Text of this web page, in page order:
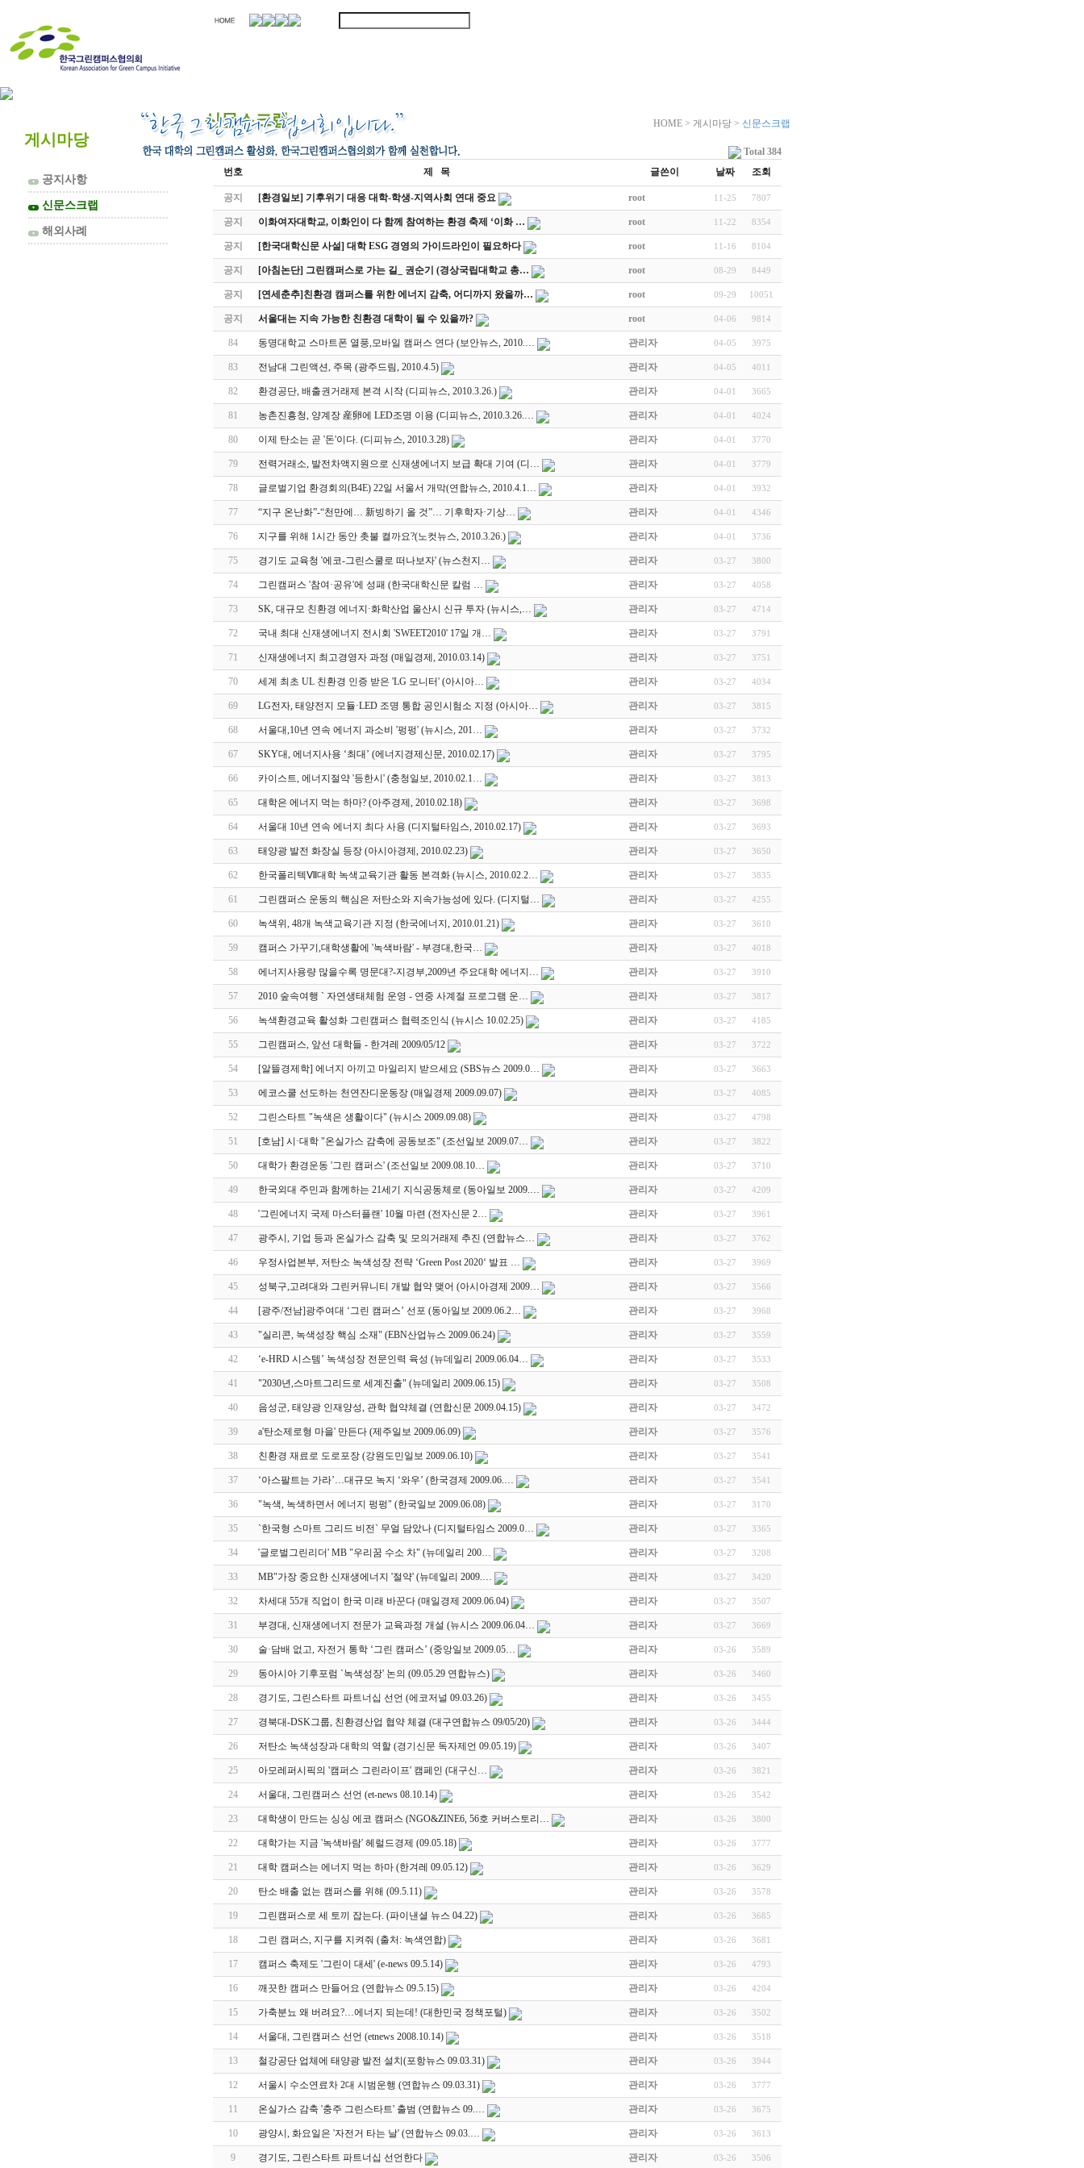
게시마당
▼ 공지사항
▼ 신문스크랩
▼ 해외사례
신문스크랩 HOME > 게시마당 > 신문스크랩
Total 384
번호
제 목 글쓴이 날짜 조회
공지 [환경일보] 기후위기 대응 대학-학생-지역사회 연대 중요 root 11-25 7807
공지 이화여자대학교, 이화인이 다 함께 참여하는 환경 축제 ‘이화 … root 11-22 8354
공지 [한국대학신문 사설] 대학 ESG 경영의 가이드라인이 필요하다 root 11-16 8104
공지 [아침논단] 그린캠퍼스로 가는 길_ 권순기 (경상국립대학교 총… root 08-29 8449
공지 [연세춘추]친환경 캠퍼스를 위한 에너지 감축, 어디까지 왔을까… root 09-29 10051
공지 서울대는 지속 가능한 친환경 대학이 될 수 있을까? root 04-06 9814
84 동명대학교 스마트폰 열풍,모바일 캠퍼스 연다 (보안뉴스, 2010.… 관리자 04-05 3975
83 전남대 그린액션, 주목 (광주드림, 2010.4.5) 관리자 04-05 4011
82 환경공단, 배출권거래제 본격 시작 (디피뉴스, 2010.3.26.) 관리자 04-01 3665
81 농촌진흥청, 양계장 産卵에 LED조명 이용 (디피뉴스, 2010.3.26.… 관리자 04-01 4024
80 이제 탄소는 곧 '돈'이다. (디피뉴스, 2010.3.28) 관리자 04-01 3770
79 전력거래소, 발전차액지원으로 신재생에너지 보급 확대 기여 (디… 관리자 04-01 3779
78 글로벌기업 환경회의(B4E) 22일 서울서 개막(연합뉴스, 2010.4.1… 관리자 04-01 3932
77 “지구 온난화”-“천만에… 新빙하기 올 것”… 기후학자·기상… 관리자 04-01 4346
76 지구를 위해 1시간 동안 촛불 켤까요?(노컷뉴스, 2010.3.26.) 관리자 04-01 3736
75 경기도 교육청 '에코-그린스쿨로 떠나보자' (뉴스천지… 관리자 03-27 3800
74 그린캠퍼스 '참여·공유'에 성패 (한국대학신문 칼럼 … 관리자 03-27 4058
73 SK, 대규모 친환경 에너지·화학산업 울산시 신규 투자 (뉴시스,… 관리자 03-27 4714
72 국내 최대 신재생에너지 전시회 'SWEET2010' 17일 개… 관리자 03-27 3791
71 신재생에너지 최고경영자 과정 (매일경제, 2010.03.14) 관리자 03-27 3751
70 세계 최초 UL 친환경 인증 받은 'LG 모니터' (아시아… 관리자 03-27 4034
69 LG전자, 태양전지 모듈·LED 조명 통합 공인시험소 지정 (아시아… 관리자 03-27 3815
68 서울대,10년 연속 에너지 과소비 '펑펑' (뉴시스, 201… 관리자 03-27 3732
67 SKY대, 에너지사용 ‘최대’ (에너지경제신문, 2010.02.17) 관리자 03-27 3795
66 카이스트, 에너지절약 '등한시' (충청일보, 2010.02.1… 관리자 03-27 3813
65 대학은 에너지 먹는 하마? (아주경제, 2010.02.18) 관리자 03-27 3698
64 서울대 10년 연속 에너지 최다 사용 (디지털타임스, 2010.02.17) 관리자 03-27 3693
63 태양광 발전 화장실 등장 (아시아경제, 2010.02.23) 관리자 03-27 3650
62 한국폴리텍Ⅶ대학 녹색교육기관 활동 본격화 (뉴시스, 2010.02.2… 관리자 03-27 3835
61 그린캠퍼스 운동의 핵심은 저탄소와 지속가능성에 있다. (디지털… 관리자 03-27 4255
60 녹색위, 48개 녹색교육기관 지정 (한국에너지, 2010.01.21) 관리자 03-27 3610
59 캠퍼스 가꾸기,대학생활에 '녹색바람' - 부경대,한국… 관리자 03-27 4018
58 에너지사용량 많을수록 명문대?-지경부,2009년 주요대학 에너지… 관리자 03-27 3910
57 2010 숲속여행 ` 자연생태체험 운영 - 연중 사계절 프로그램 운… 관리자 03-27 3817
56 녹색환경교육 활성화 그린캠퍼스 협력조인식 (뉴시스 10.02.25) 관리자 03-27 4185
55 그린캠퍼스, 앞선 대학들 - 한겨레 2009/05/12 관리자 03-27 3722
54 [알뜰경제학] 에너지 아끼고 마일리지 받으세요 (SBS뉴스 2009.0… 관리자 03-27 3663
53 에코스쿨 선도하는 천연잔디운동장 (매일경제 2009.09.07) 관리자 03-27 4085
52 그린스타트 "녹색은 생활이다" (뉴시스 2009.09.08) 관리자 03-27 4798
51 [호남] 시·대학 "온실가스 감축에 공동보조" (조선일보 2009.07… 관리자 03-27 3822
50 대학가 환경운동 '그린 캠퍼스' (조선일보 2009.08.10… 관리자 03-27 3710
49 한국외대 주민과 함께하는 21세기 지식공동체로 (동아일보 2009.… 관리자 03-27 4209
48 '그린에너지 국제 마스터플랜' 10월 마련 (전자신문 2… 관리자 03-27 3961
47 광주시, 기업 등과 온실가스 감축 및 모의거래제 추진 (연합뉴스… 관리자 03-27 3762
46 우정사업본부, 저탄소 녹색성장 전략 ‘Green Post 2020‘ 발표 … 관리자 03-27 3969
45 성북구,고려대와 그린커뮤니티 개발 협약 맺어 (아시아경제 2009… 관리자 03-27 3566
44 [광주/전남]광주여대 ‘그린 캠퍼스’ 선포 (동아일보 2009.06.2… 관리자 03-27 3968
43 "실리콘, 녹색성장 핵심 소재" (EBN산업뉴스 2009.06.24) 관리자 03-27 3559
42 ‘e-HRD 시스템’ 녹색성장 전문인력 육성 (뉴데일리 2009.06.04… 관리자 03-27 3533
41 "2030년,스마트그리드로 세계진출" (뉴데일리 2009.06.15) 관리자 03-27 3508
40 음성군, 태양광 인재양성, 관학 협약체결 (연합신문 2009.04.15) 관리자 03-27 3472
39 a'탄소제로형 마을' 만든다 (제주일보 2009.06.09) 관리자 03-27 3576
38 친환경 재료로 도로포장 (강원도민일보 2009.06.10) 관리자 03-27 3541
37 ‘아스팔트는 가라’…대규모 녹지 ‘와우’ (한국경제 2009.06.… 관리자 03-27 3541
36 "녹색, 녹색하면서 에너지 펑펑" (한국일보 2009.06.08) 관리자 03-27 3170
35 `한국형 스마트 그리드 비전` 무얼 담았나 (디지털타임스 2009.0… 관리자 03-27 3365
34 '글로벌그린리더' MB "우리꿈 수소 차" (뉴데일리 200… 관리자 03-27 3208
33 MB"가장 중요한 신재생에너지 '절약' (뉴데일리 2009.… 관리자 03-27 3420
32 차세대 55개 직업이 한국 미래 바꾼다 (매일경제 2009.06.04) 관리자 03-27 3507
31 부경대, 신재생에너지 전문가 교육과정 개설 (뉴시스 2009.06.04… 관리자 03-27 3669
30 술·담배 없고, 자전거 통학 ‘그린 캠퍼스’ (중앙일보 2009.05… 관리자 03-26 3589
29 동아시아 기후포럼 `녹색성장' 논의 (09.05.29 연합뉴스) 관리자 03-26 3460
28 경기도, 그린스타트 파트너십 선언 (에코저널 09.03.26) 관리자 03-26 3455
27 경북대-DSK그룹, 친환경산업 협약 체결 (대구연합뉴스 09/05/20) 관리자 03-26 3444
26 저탄소 녹색성장과 대학의 역할 (경기신문 독자제언 09.05.19) 관리자 03-26 3407
25 아모레퍼시픽의 '캠퍼스 그린라이프' 캠페인 (대구신… 관리자 03-26 3821
24 서울대, 그린캠퍼스 선언 (et-news 08.10.14) 관리자 03-26 3542
23 대학생이 만드는 싱싱 에코 캠퍼스 (NGO&ZINE6, 56호 커버스토리… 관리자 03-26 3800
22 대학가는 지금 '녹색바람' 헤럴드경제 (09.05.18) 관리자 03-26 3777
21 대학 캠퍼스는 에너지 먹는 하마 (한겨레 09.05.12) 관리자 03-26 3629
20 탄소 배출 없는 캠퍼스를 위해 (09.5.11) 관리자 03-26 3578
19 그린캠퍼스로 세 토끼 잡는다. (파이낸셜 뉴스 04.22) 관리자 03-26 3685
18 그린 캠퍼스, 지구를 지켜줘 (출처: 녹색연합) 관리자 03-26 3681
17 캠퍼스 축제도 '그린이 대세' (e-news 09.5.14) 관리자 03-26 4793
16 깨끗한 캠퍼스 만들어요 (연합뉴스 09.5.15) 관리자 03-26 4204
15 가축분뇨 왜 버려요?…에너지 되는데! (대한민국 정책포털) 관리자 03-26 3502
14 서울대, 그린캠퍼스 선언 (etnews 2008.10.14) 관리자 03-26 3518
13 철강공단 업체에 태양광 발전 설치(포항뉴스 09.03.31) 관리자 03-26 3944
12 서울시 수소연료차 2대 시범운행 (연합뉴스 09.03.31) 관리자 03-26 3777
11 온실가스 감축 '충주 그린스타트' 출범 (연합뉴스 09.… 관리자 03-26 3675
10 광양시, 화요일은 '자전거 타는 날' (연합뉴스 09.03.… 관리자 03-26 3613
9 경기도, 그린스타트 파트너십 선언한다 관리자 03-26 3506